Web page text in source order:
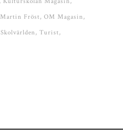
Martin Fröst OM Magasin
Skolvärlden Turist